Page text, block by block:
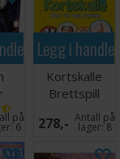
på
6
Legg i
Kortskalle
Brettspill
278,- Antall på
lager:8